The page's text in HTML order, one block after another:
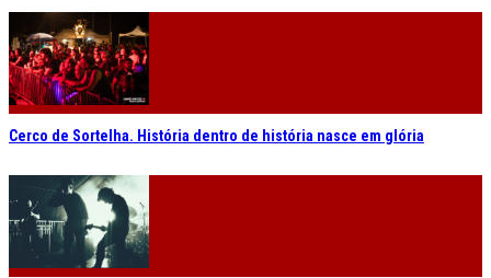
Cerco de Sortelha. História dentro de história nasce em glória